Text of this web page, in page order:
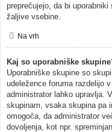
preprečujejo, da bi
žaljive vsebine.
Na vrh
Kaj so uporabniške
Uporabniške skupine so
udeležence foruma razdelijo
administrator lahko upravlja.
skupinam, vsaka skupina pa
omogoča, da administrator
dovoljenja, kot npr.